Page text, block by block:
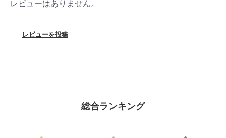
レビューはありません。
レビューを投稿
総合ランキング